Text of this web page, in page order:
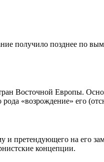
получило позднее по
Восточной Европы.
«возрождение» его
претендующего на его
концепции.